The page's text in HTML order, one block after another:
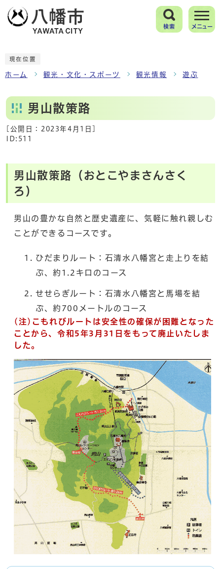
検索 メニュー
現在位置
ホーム 観光・文化・スポーツ 観光情報 遊ぶ
男山散策路
[公開日： 2023年4月1日
ID:511
男山散策路（おとこやまさんさく
ろ）
男山の豊かな自然と歴史遺産に、気軽に触れ親しむ
ことができるコースです。
ひだまりルート：石清水八幡宮と走上りを結
ぶ、約1.2キロのコース
せせらぎルート：石清水八幡宮と馬場を結
ぶ、約700メートルのコース
(注)こもれびルートは安全性の確保が困難となった
ことから、令和5年3月31日をもって廃止いたしま
した。